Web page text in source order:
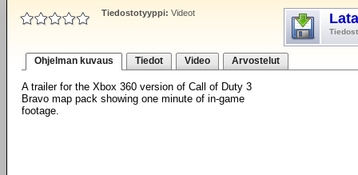
Tiedostotyyppi: Videot
Ohjelman kuvaus Tiedot Video Arvostelut
A trailer for the Xbox 360 version of Call of Duty 3
Bravo map pack showing one minute of in-game
footage.